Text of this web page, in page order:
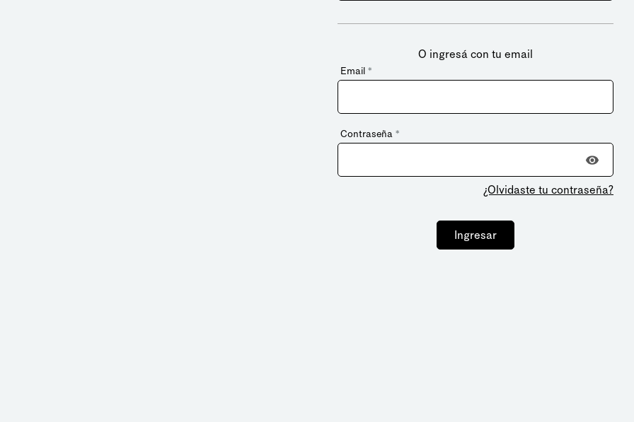
O ingresá con tu email
Email *
Contraseña *
¿Olvidaste tu contraseña?
Ingresar